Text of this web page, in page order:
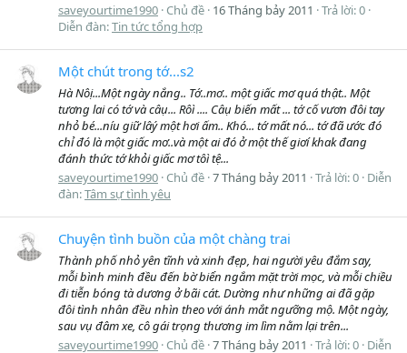
saveyourtime1990 Chủ đề 16 Tháng bảy 2011
Trả lời: 0
Diễn đàn:Tin tức tổng hợp
Một chút trong tớ...s2
Hà Nôị...Một ngày nắng.. Tớ..mơ.. một giấc mơ quá thật.. Một
tương lai có tớ và câụ... Rôì .... Câụ biến mất ... tớ cố vươn đôi tay
nhỏ bé...níu giữ lâý một hơi ấm.. Khó... tớ mất nó... tớ đã ước đó
chỉ đó là một giấc mơ..và một ai đó ở một thế giơí khak đang
đánh thức tớ khỏi giấc mơ tôì tệ...
saveyourtime1990 Chủ đề 7 Tháng bảy 2011 Trả lời: 0 Diễn
đàn:Tâm sự tình yêu
Chuyện tình buồn của một chàng trai
Thành phố nhỏ yên tĩnh và xinh đẹp, hai người yêu đắm say,
mỗi bình minh đều đến bờ biển ngắm mặt trời mọc, và mỗi chiều
đi tiễn bóng tà dương ở bãi cát. Dường như những ai đã gặp
đôi tình nhân đều nhìn theo với ánh mắt ngưỡng mộ. Một ngày,
sau vụ đâm xe, cô gái trọng thương im lìm nằm lại trên...
saveyourtime1990 Chủ đề 7 Tháng bảy 2011 Trả lời: 0 Diễn